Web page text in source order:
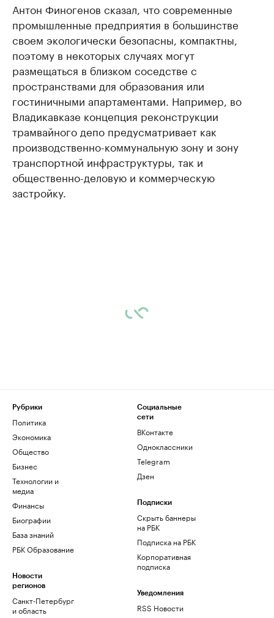
Антон Финогенов сказал, что современные
промышленные предприятия в большинстве
своем экологически безопасны, компактны,
поэтому в некоторых случаях могут
размещаться в близком соседстве с
пространствами для образования или
гостиничными апартаментами. Например, во
Владикавказе концепция реконструкции
трамвайного депо предусматривает как
производственно-коммунальную зону и зону
транспортной инфраструктуры, так и
общественно-деловую и коммерческую
застройку.
Рубрики
Политика
Экономика
Общество
Бизнес
Технологии и
медиа
Финансы
Биографии
База знаний
РБК Образование
Новости
регионов
Санкт-Петербург
и область
Социальные
сети
ВКонтакте
Одноклассники
Telegram
Дзен
Подписки
Скрыть баннеры
на РБК
Подписка на РБК
Корпоративная
подписка
Уведомления
RSS Новости